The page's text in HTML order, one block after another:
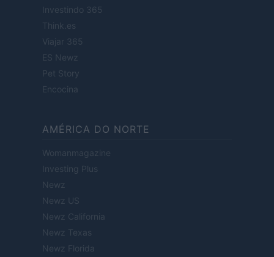
Investindo 365
Think.es
Viajar 365
ES Newz
Pet Story
Encocina
AMÉRICA DO NORTE
Womanmagazine
Investing Plus
Newz
Newz US
Newz California
Newz Texas
Newz Florida